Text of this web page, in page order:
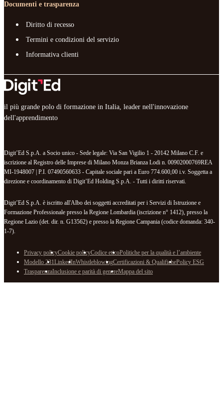
Documenti e trasparenza
Diritto di recesso
Termini e condizioni del servizio
Informativa clienti
il più grande polo di formazione in Italia, leader nell'innovazione
dell'apprendimento
Digit’Ed S.p.A. a Socio unico - Sede legale: Via San Vigilio 1 - 20142 Milano C.F. e
iscrizione al Registro delle Imprese di Milano Monza Brianza Lodi n. 00902000769REA
MI-1948007 | P.I. 07490560633 - Capitale sociale pari a Euro 774.600,00 i.v. Soggetta a
direzione e coordinamento di Digit’Ed Holding S.p.A. - Tutti i diritti riservati.
Digit’Ed S.p.A. è iscritto all'Albo dei soggetti accreditati per i Servizi di Istruzione e
Formazione Professionale presso la Regione Lombardia (iscrizione n° 1412), presso la
Regione Lazio (det. dir. n. G13562) e presso la Regione Campania (codice domanda: 340-
1-7).
Privacy policyCookie policyCodice eticoPolitiche per la qualità e l’ambiente
Modello 231LinkedInWhistleblowingCertificazioni & QualifichePolicy ESG
TrasparenzaInclusione e parità di genereMappa del sito